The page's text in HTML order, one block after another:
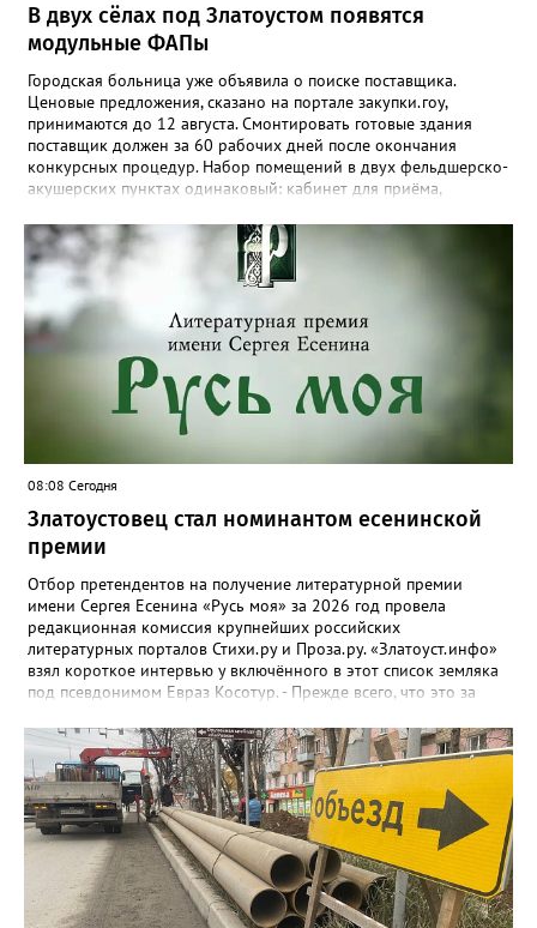
В двух сёлах под Златоустом появятся
модульные ФАПы
Городская больница уже объявила о поиске поставщика.
Ценовые предложения, сказано на портале закупки.гоу,
принимаются до 12 августа. Смонтировать готовые здания
поставщик должен за 60 рабочих дней после окончания
конкурсных процедур. Набор помещений в двух фельдшерско-
акушерских пунктах одинаковый: кабинет для приёма,
также комната для хранения лекарственных препаратов и
другие вспомогательные. В Веселовке новый ФАП
расположится на участке №58 по улице Ленина, в Кувашах –
на Советской, 79.
08:08 Сегодня
Златоустовец стал номинантом есенинской
премии
Отбор претендентов на получение литературной премии
имени Сергея Есенина «Русь моя» за 2026 год провела
редакционная комиссия крупнейших российских
литературных порталов Стихи.ру и Проза.ру. «Златоуст.инфо»
взял короткое интервью у включённого в этот список земляка
под псевдонимом Евраз Косотур. - Прежде всего, что это за
«Русь моя» ежегодная, её вручают в канун дня рождения
великого русского поэта. Я о ней узнал на сайте стихи.ру,
подал заявку, особо ни на что не рассчитывая. А потом мне
позвонили, сказали, что я подхожу. - Как давно пишете и о чём?
- Пишу давно, но обычно кидал в стол или отправлял
знакомым, друзьям. С 2024 года публикую на Author.Today, с
марта этого года - на стихи.ру. Кстати, я про этот сайт узнал от
своего подписчика в Телеграм. Он долго восторгался стихами, а
потом был удивлён, что не нашел меня на стихи.ру. Ну я и